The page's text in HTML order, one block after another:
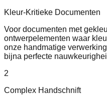
Kleur-Kritieke Documenten
Voor documenten met
ontwerpelementen waar
onze handmatige
bijna perfecte
2
Complex Handschnift